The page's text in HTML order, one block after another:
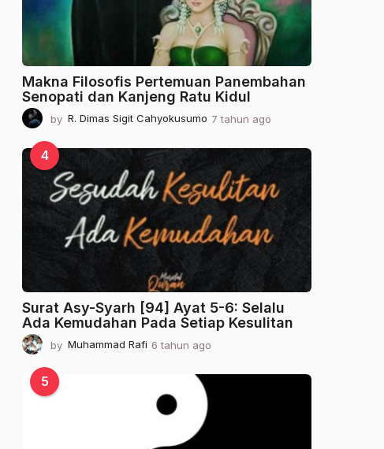
o
Makna Filosofis Pertemuan Panembahan
Senopati dan Kanjeng Ratu Kidul
by R. Dimas Sigit Cahyokusumo 7 tahun ago
a
h
n
a
o
4
Surat Asy-Syarh [94] Ayat 5-6: Selalu
Ada Kemudahan Pada Setiap Kesulitan
by Muhammad Rafi 6 tahun ago
a
5